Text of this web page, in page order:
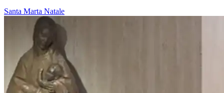
Santa Marta Natale